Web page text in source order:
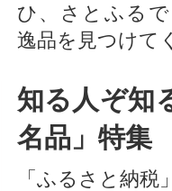
ひ、さとふる
逸品を見つけて
知る人ぞ知
名品」特集
「ふるさと納